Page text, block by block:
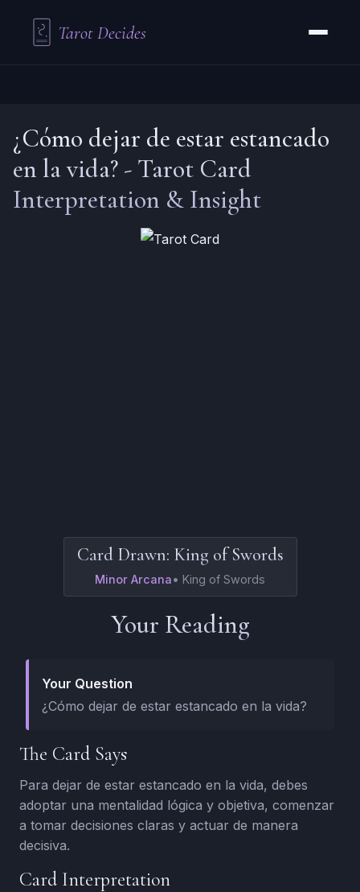
Tarot Decides
¿Cómo dejar de estar estancado
en la vida? - Tarot Card
Interpretation & Insight
Card Drawn: King of Swords
Minor Arcana• King of Swords
Your Reading
Your Question
¿Cómo dejar de estar estancado en la vida?
The Card Says
Para dejar de estar estancado en la vida, debes
adoptar una mentalidad lógica y objetiva, comenzar
a tomar decisiones claras y actuar de manera
decisiva.
Card Interpretation